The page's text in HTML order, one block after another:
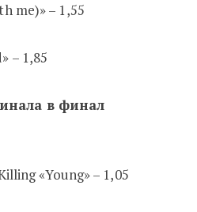
me)» – 1,55
– 1,85
в финал
«Young» – 1,05